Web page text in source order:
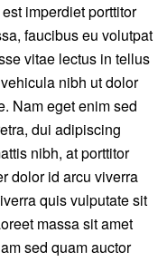
imperdiet porttitor
faucibus eu volutpat
vitae lectus in tellus
nibh ut dolor
Nam eget enim sed
dui adipiscing
nibh, at porttitor
dolor id arcu viverra
quis vulputate sit
massa sit amet
sed quam auctor